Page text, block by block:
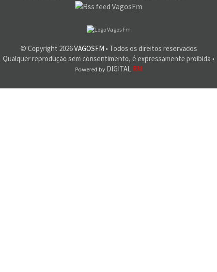
© Copyright 2026VAGOSFM • Todos os direitos reservados
Qualquer reprodução sem consentimento, é expressamente proibida •
Powered byDIGITAL RM